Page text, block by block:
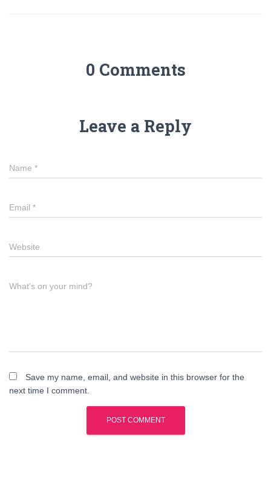
0 Comments
Leave a Reply
Name *
Email *
Website
What's on your mind?
Save my name, email, and website in this browser for the
next time I comment.